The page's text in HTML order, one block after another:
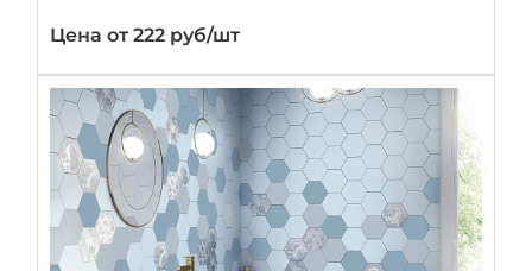
Цена от 222 руб/шт